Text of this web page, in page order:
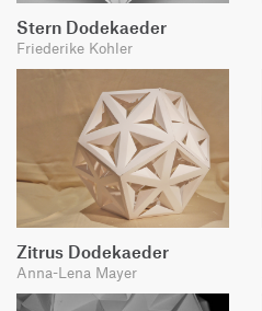
Stern Dodekaeder
Friederike Kohler
Zitrus Dodekaeder
Anna-Lena Mayer